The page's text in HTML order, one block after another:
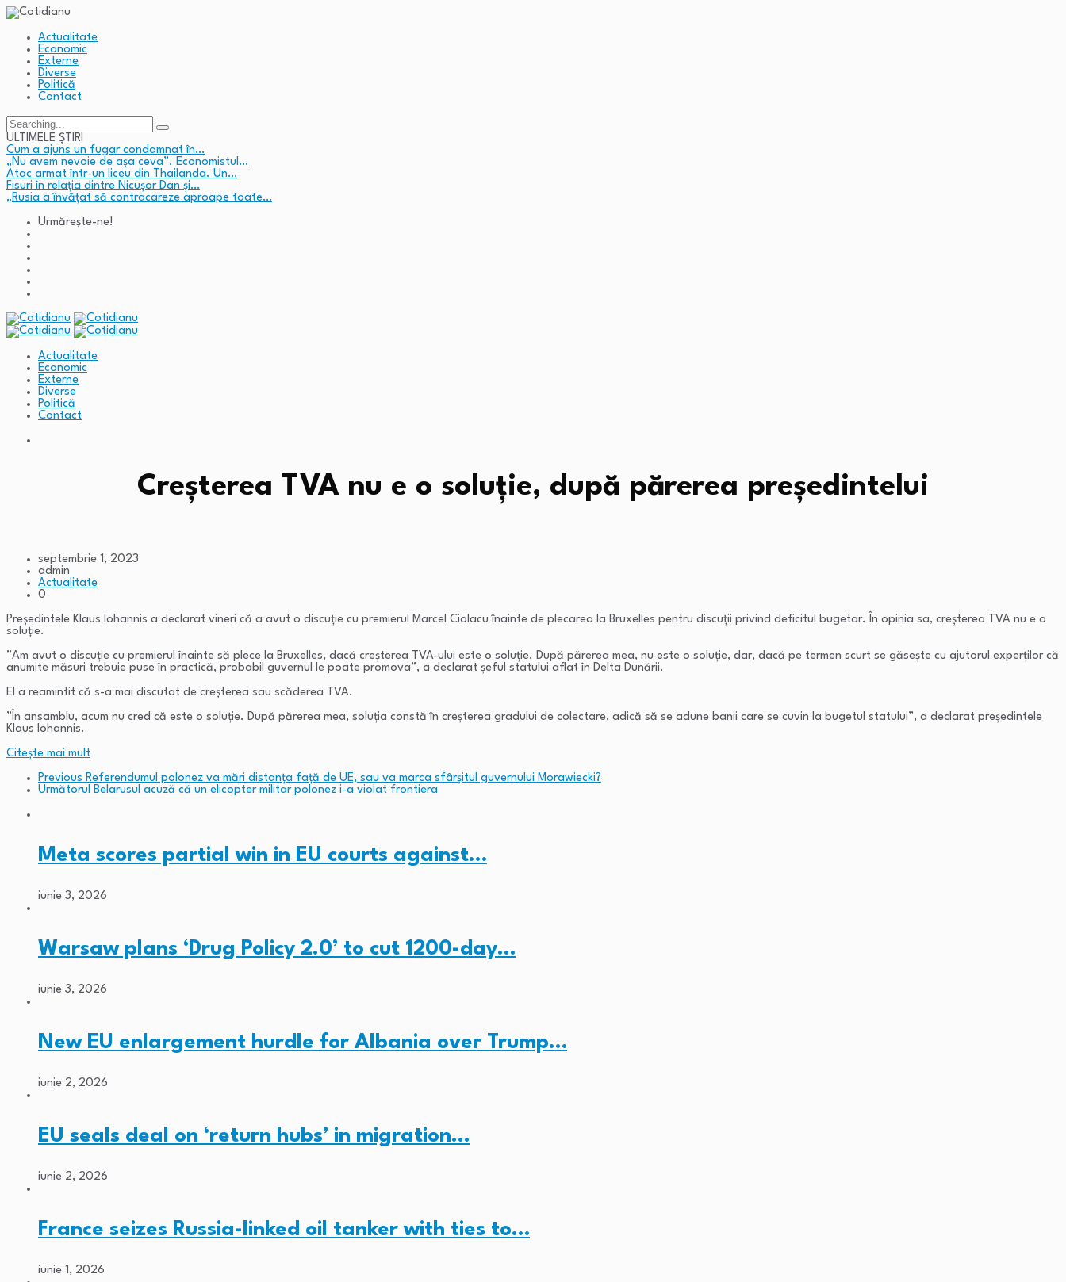
Actualitate
Economic
Externe
Diverse
Politică
Contact
Search
for:
ULTIMELE ȘTIRI
Cum a ajuns un fugar condamnat în…
„Nu avem nevoie de așa ceva”. Economistul…
Atac armat într-un liceu din Thailanda. Un…
Fisuri în relația dintre Nicușor Dan și…
„Rusia a învățat să contracareze aproape toate…
Urmărește-ne!
Actualitate
Economic
Externe
Diverse
Politică
Contact
Creșterea TVA nu e o soluție, după părerea președintelui
septembrie 1, 2023
admin
Actualitate
0
Președintele Klaus Iohannis a declarat vineri că a avut o discuție cu premierul Marcel Ciolacu înainte de plecarea la Bruxelles pentru discuții privind deficitul bugetar. În opinia sa, creșterea TVA nu e o
soluție.
”Am avut o discuție cu premierul înainte să plece la Bruxelles, dacă creșterea TVA-ului este o soluție. După părerea mea, nu este o soluție, dar, dacă pe termen scurt se găsește cu ajutorul experților că
anumite măsuri trebuie puse în practică, probabil guvernul le poate promova”, a declarat șeful statului aflat în Delta Dunării.
El a reamintit că s-a mai discutat de creșterea sau scăderea TVA.
”În ansamblu, acum nu cred că este o soluție. După părerea mea, soluția constă în creșterea gradului de colectare, adică să se adune banii care se cuvin la bugetul statului”, a declarat președintele
Klaus Iohannis.
Citeşte mai mult
Previous Referendumul polonez va mări distanța față de UE, sau va marca sfârșitul guvernului Morawiecki?
Următorul
Belarusul acuză că un elicopter militar polonez i-a violat frontiera
Meta scores partial win in EU courts against…
iunie 3, 2026
Warsaw plans ‘Drug Policy 2.0’ to cut 1200-day…
iunie 3, 2026
New EU enlargement hurdle for Albania over Trump…
iunie 2, 2026
EU seals deal on ‘return hubs’ in migration…
iunie 2, 2026
France seizes Russia-linked oil tanker with ties to…
iunie 1, 2026